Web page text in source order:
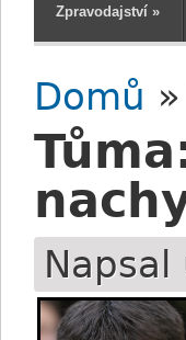
Zpravodajství »
Jste zde
Domů
Napsal